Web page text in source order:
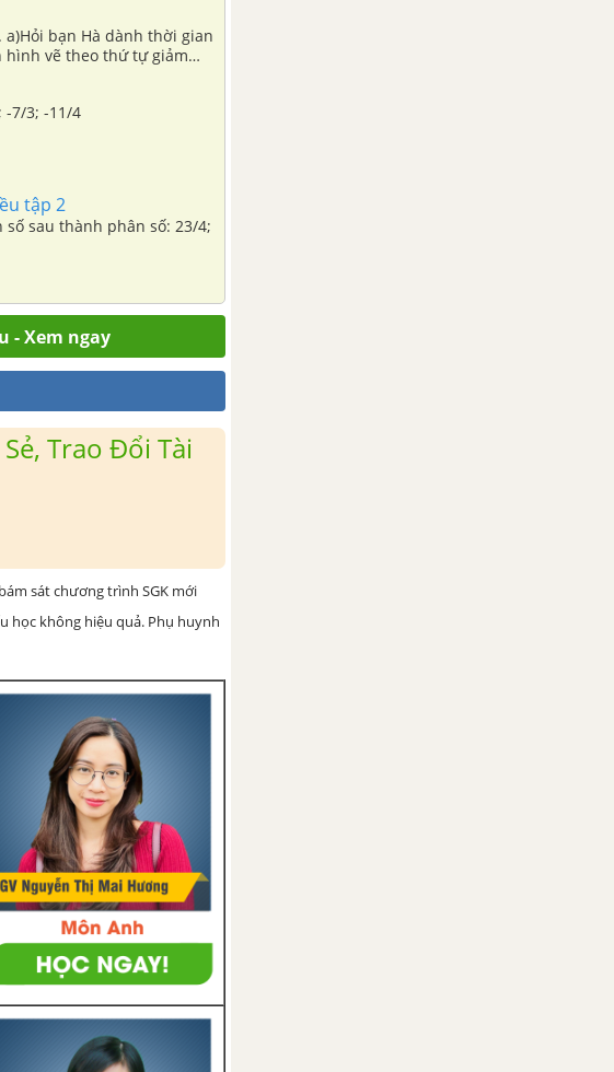
bạn Hà dành thời gian
hình vẽ theo thứ tự giảm
tăng dần a)2/5; -1/2; 2/7; b)12/5; -7/3; -11/4
tập 2
sau thành phân số: 23/4;
- Xem ngay
Trao Đổi Tài
sát chương trình SGK mới
học không hiệu quả. Phụ huynh